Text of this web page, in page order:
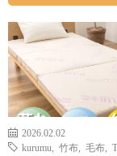
2026.02.02
kurumu
竹布 毛布